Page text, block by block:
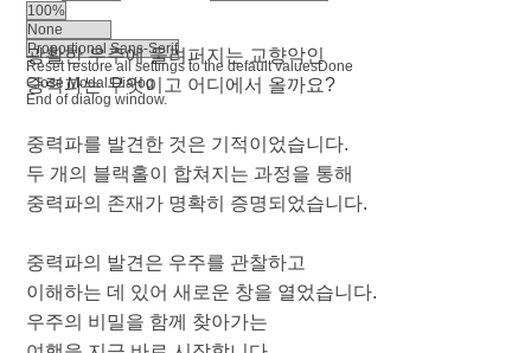
Reset restore all settings to the default valuesDone
Close Modal Dialog
End of dialog window.
광활한 우주에 울려퍼지는 교향악인
중력파는 무엇이고 어디에서 올까요?
중력파를 발견한 것은 기적이었습니다.
두 개의 블랙홀이 합쳐지는 과정을 통해
중력파의 존재가 명확히 증명되었습니다.
중력파의 발견은 우주를 관찰하고
이해하는 데 있어 새로운 창을 열었습니다.
우주의 비밀을 함께 찾아가는